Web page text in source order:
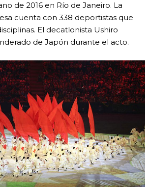
de 2016 en Río de Janeiro. La
cuenta con 338 deportistas que
El decatlonista Ushiro
de Japón durante el acto.